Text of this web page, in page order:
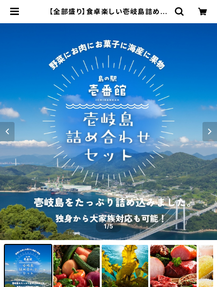
【全部盛り】食卓楽しい壱岐島詰め合
1/5